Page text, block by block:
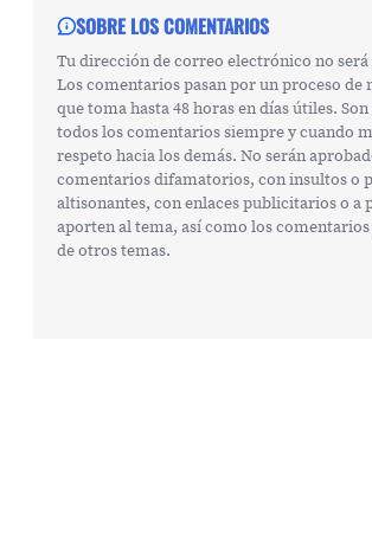
SOBRE LOS COMENTARIOS
Tu dirección de correo electrónico no
Los comentarios pasan por un proceso de
que toma hasta 48 horas en días útiles.
todos los comentarios siempre y cuando
respeto hacia los demás. No serán
comentarios difamatorios, con insultos o
altisonantes, con enlaces publicitarios o a
aporten al tema, así como los
de otros temas.